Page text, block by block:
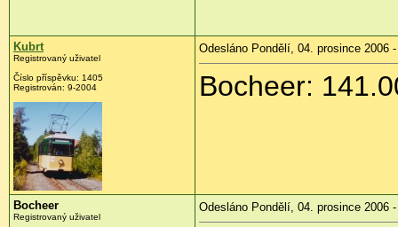
Kubrt
Registrovaný uživatel
Číslo příspěvku: 1405
Registrován: 9-2004
Odesláno Pondělí, 04. prosince 2006
Bocheer:
Bocheer
Registrovaný uživatel
Odesláno Pondělí, 04. prosince 2006